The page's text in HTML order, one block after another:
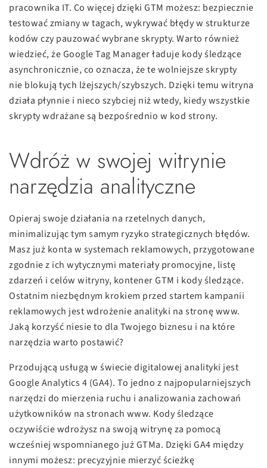
pracownika IT. Co więcej dzięki GTM możesz: bezpiecznie
testować zmiany w tagach, wykrywać błędy w strukturze
kodów czy pauzować wybrane skrypty. Warto również
wiedzieć, że Google Tag Manager ładuje kody śledzące
asynchronicznie, co oznacza, że te wolniejsze skrypty
nie blokują tych lżejszych/szybszych. Dzięki temu witryna
działa płynnie i nieco szybciej niż wtedy, kiedy wszystkie
skrypty wdrażane są bezpośrednio w kod strony.
Wdróż w swojej witrynie
narzędzia analityczne
Opieraj swoje działania na rzetelnych danych,
minimalizując tym samym ryzyko strategicznych błędów.
Masz już konta w systemach reklamowych, przygotowane
zgodnie z ich wytycznymi materiały promocyjne, listę
zdarzeń i celów witryny, kontener GTM i kody śledzące.
Ostatnim niezbędnym krokiem przed startem kampanii
reklamowych jest wdrożenie analityki na stronę www.
Jaką korzyść niesie to dla Twojego biznesu i na które
narzędzia warto postawić?
Przodującą usługą w świecie digitalowej analityki jest
Google Analytics 4 (GA4). To jedno z najpopularniejszych
narzędzi do mierzenia ruchu i analizowania zachowań
użytkowników na stronach www. Kody śledzące
oczywiście wdrożysz na swoją witrynę za pomocą
wcześniej wspomnianego już GTMa. Dzięki GA4 między
innymi możesz: precyzyjnie mierzyć ścieżkę